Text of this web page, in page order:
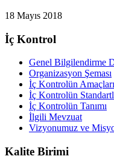
18 Mayıs 2018
İç Kontrol
Genel Bilgilendirme
Organizasyon Şeması
İç Kontrolün Amaçları
İç Kontrolün
İç Kontrolün Tanımı
İlgili Mevzuat
Vizyonumuz ve
Kalite Birimi